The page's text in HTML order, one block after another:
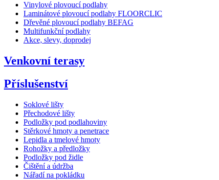
Vinylové plovoucí podlahy
Laminátové plovoucí podlahy FLOORCLIC
Dřevěné plovoucí podlahy BEFAG
Multifunkční podlahy
Akce, slevy, doprodej
Venkovní terasy
Příslušenství
Soklové lišty
Přechodové lišty
Podložky pod podlahoviny
Stěrkové hmoty a penetrace
Lepidla a tmelové hmoty
Rohožky a předložky
Podložky pod židle
Čištění a údržba
Nářadí na pokládku